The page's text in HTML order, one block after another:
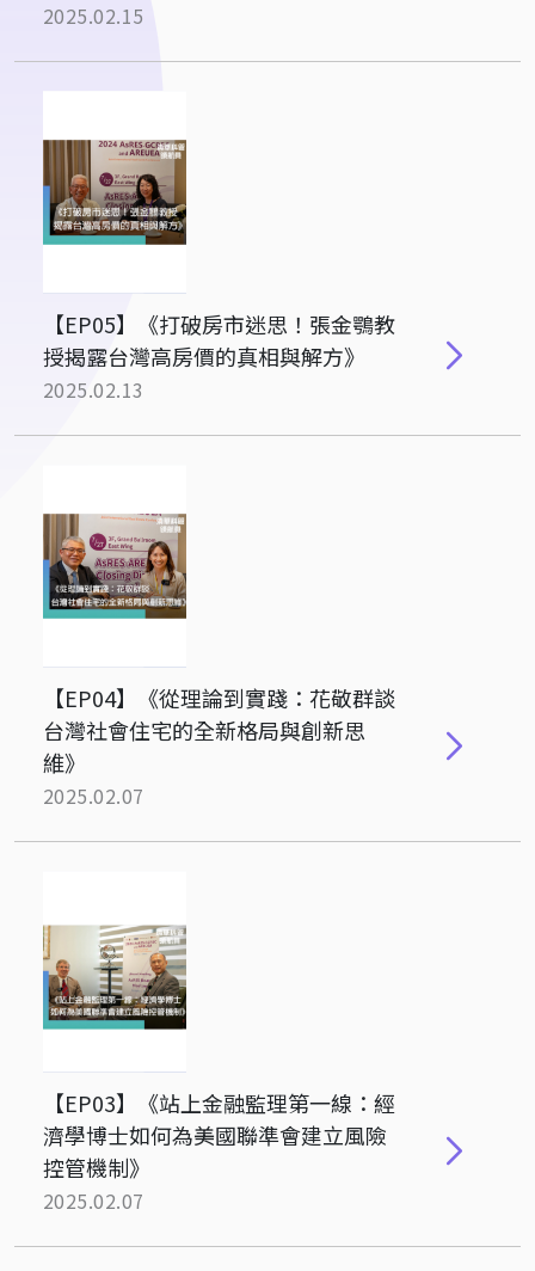
2025.02.15
【EP05】《打破房市迷思！張金鶚教
授揭露台灣高房價的真相與解方》
2025.02.13
【EP04】《從理論到實踐：花敬群談
台灣社會住宅的全新格局與創新思
維》
2025.02.07
【EP03】《站上金融監理第一線：經
濟學博士如何為美國聯準會建立風險
控管機制》
2025.02.07